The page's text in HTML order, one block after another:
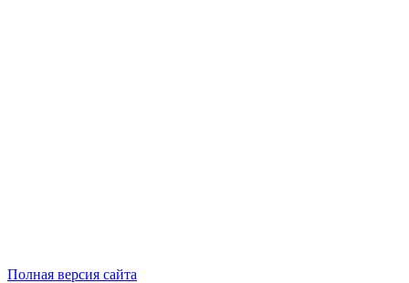
Полная версия сайта